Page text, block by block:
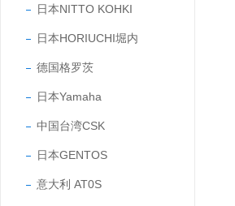
日本NITTO KOHKI
日本HORIUCHI堀内
德国格罗茨
日本Yamaha
中国台湾CSK
日本GENTOS
意大利 AT0S